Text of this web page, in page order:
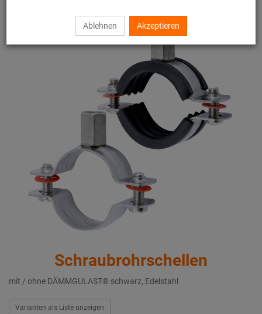
Ablehnen Akzeptieren
Schraubrohrschellen
mit / ohne DÄMMGULAST® schwarz, Edelstahl
Varianten als Liste anzeigen